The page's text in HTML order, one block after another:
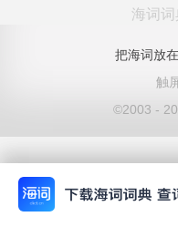
海词
把海词放
触
©2003 -